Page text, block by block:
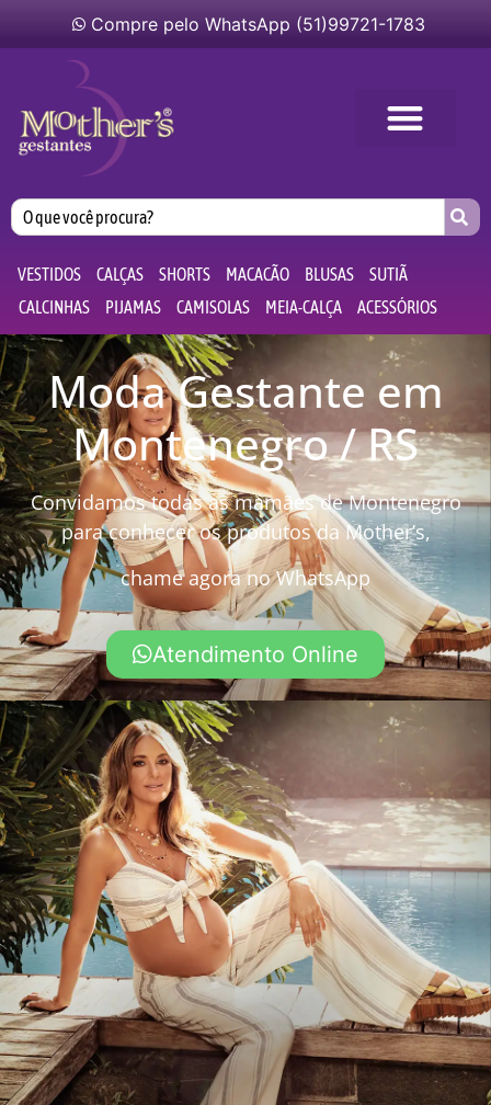
Compre pelo WhatsApp (51)99721-1783
VESTIDOS CALÇAS SHORTS MACACÃO BLUSAS
SUTIÃ
CALCINHAS
PIJAMAS CAMISOLAS MEIA-CALÇA ACESSÓRIOS
Moda Gestante em
Montenegro / RS
Convidamos todas as mamães de Montenegro
para conhecer os produtos da Mother’s,
chame agora no WhatsApp
Atendimento Online